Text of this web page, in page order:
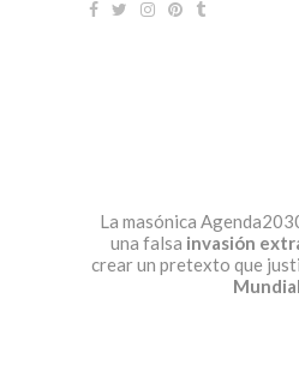
La masónica
una falsa invasión
crear un pretexto que
Mundial